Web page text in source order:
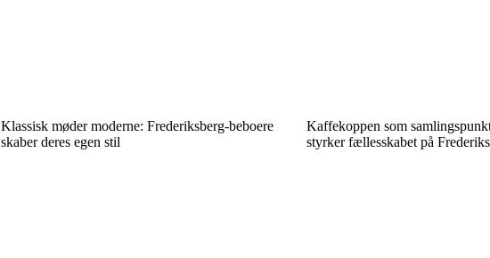
Klassisk møder moderne: Frederiksberg-beboere
skaber deres egen stil
Kaffekoppen som
styrker fællesskabet på